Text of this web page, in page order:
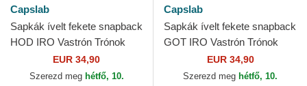
Capslab
Sapkák ívelt fekete snapback
HOD IRO Vastrón Trónok
harca CapslabEUR 34,90
Szerezd meg hétfő, 10.
Capslab
Sapkák ívelt fekete snapback
GOT IRO Vastrón Trónok
harca CapslabEUR 34,90
Szerezd meg hétfő, 10.